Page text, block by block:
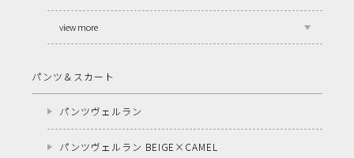
view more
パンツ＆スカート
パンツヴェルラン
パンツヴェルラン BEIGE×CAMEL